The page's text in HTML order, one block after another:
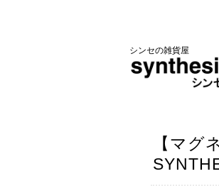
シンセの雑貨屋
【マ